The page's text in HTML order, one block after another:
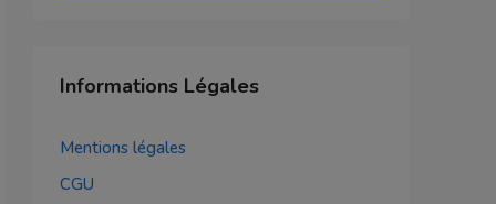
Informations Légales
Mentions légales
CGU